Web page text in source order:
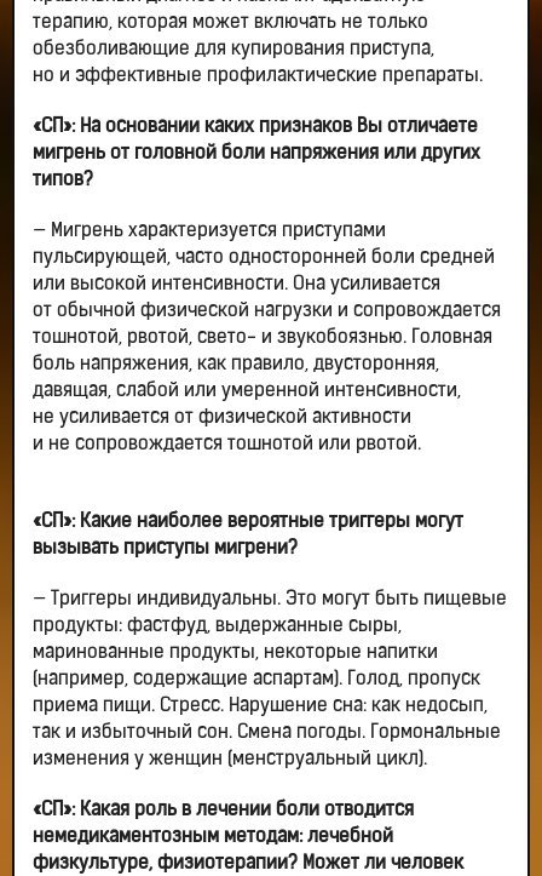
терапию, которая может включать не только
обезболивающие для купирования приступа,
но и эффективные профилактические препараты.
«СП»: На основании каких признаков Вы отличаете
мигрень от головной боли напряжения или других
типов?
— Мигрень характеризуется приступами
пульсирующей, часто односторонней боли средней
или высокой интенсивности. Она усиливается
от обычной физической нагрузки и сопровождается
тошнотой, рвотой, свето- и звукобоязнью. Головная
боль напряжения, как правило, двусторонняя,
давящая, слабой или умеренной интенсивности,
не усиливается от физической активности
и не сопровождается тошнотой или рвотой.
«СП»: Какие наиболее вероятные триггеры могут
вызывать приступы мигрени?
— Триггеры индивидуальны. Это могут быть пищевые
продукты: фастфуд, выдержанные сыры,
маринованные продукты, некоторые напитки
(например, содержащие аспартам). Голод, пропуск
приема пищи. Стресс. Нарушение сна: как недосып,
так и избыточный сон. Смена погоды. Гормональные
изменения у женщин (менструальный цикл).
«СП»: Какая роль в лечении боли отводится
немедикаментозным методам: лечебной
физкультуре, физиотерапии? Может ли человек